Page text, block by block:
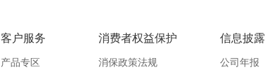
客户服务
产品专区
消费者权益保护
消保政策法规
信息披露
公司年报